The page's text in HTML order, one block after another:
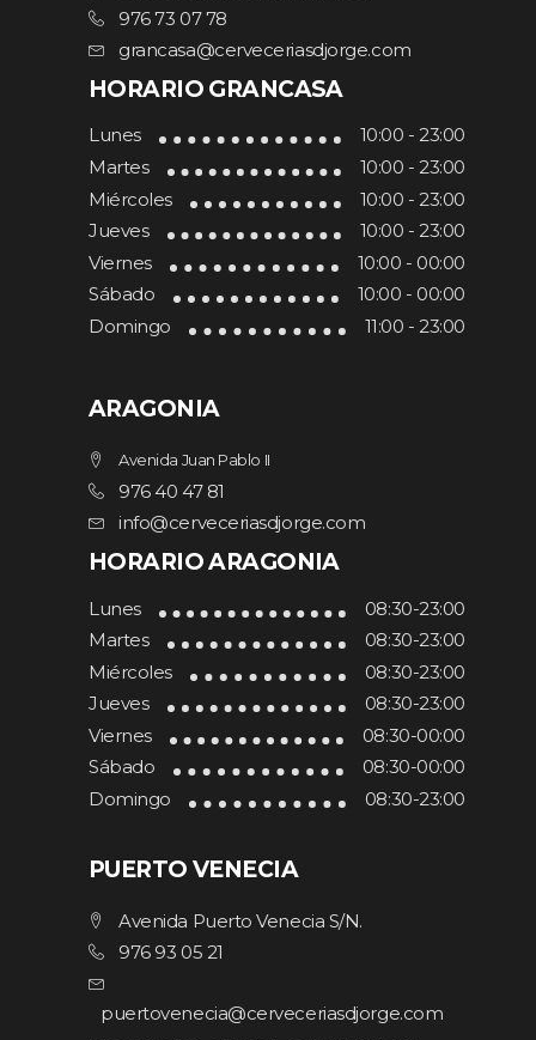
976 73 07 78
grancasa@cerveceriasdjorge.com
HORARIO GRANCASA
Lunes
10:00 - 23:00
Martes
10:00 - 23:00
Miércoles
10:00 - 23:00
Jueves
10:00 - 23:00
Viernes
10:00 - 00:00
Sábado
10:00 - 00:00
Domingo
11:00 - 23:00
ARAGONIA
Avenida Juan Pablo II
976 40 47 81
info@cerveceriasdjorge.com
HORARIO ARAGONIA
Lunes
08:30-23:00
Martes
08:30-23:00
Miércoles
08:30-23:00
Jueves
08:30-23:00
Viernes
08:30-00:00
Sábado
08:30-00:00
Domingo
08:30-23:00
PUERTO VENECIA
Avenida Puerto Venecia S/N.
976 93 05 21
puertovenecia@cerveceriasdjorge.com